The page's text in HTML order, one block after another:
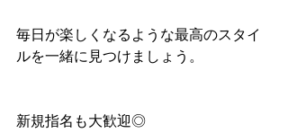
毎日が楽しくなるような最高のスタイ
ルを一緒に見つけましょう。
新規指名も大歓迎◎